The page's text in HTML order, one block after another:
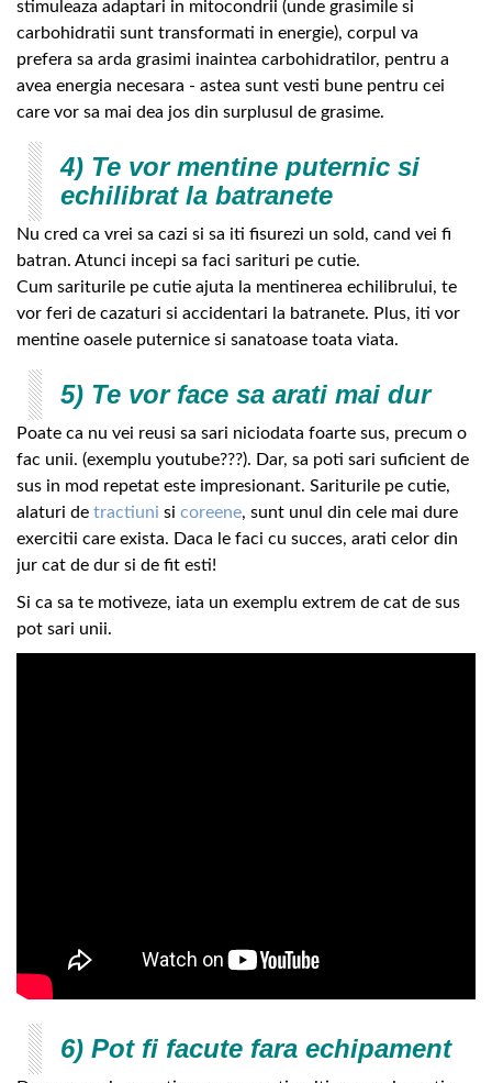
stimuleaza adaptari in mitocondrii (unde grasimile si
carbohidratii sunt transformati in energie), corpul va
prefera sa arda grasimi inaintea carbohidratilor, pentru a
avea energia necesara - astea sunt vesti bune pentru cei
care vor sa mai dea jos din surplusul de grasime.
4) Te vor mentine puternic si
echilibrat la batranete
Nu cred ca vrei sa cazi si sa iti fisurezi un sold, cand vei fi
batran. Atunci incepi sa faci sarituri pe cutie.
Cum sariturile pe cutie ajuta la mentinerea echilibrului, te
vor feri de cazaturi si accidentari la batranete. Plus, iti vor
mentine oasele puternice si sanatoase toata viata.
5) Te vor face sa arati mai dur
Poate ca nu vei reusi sa sari niciodata foarte sus, precum o
fac unii. (exemplu youtube???). Dar, sa poti sari suficient de
sus in mod repetat este impresionant. Sariturile pe cutie,
alaturi de tractiuni si coreene, sunt unul din cele mai dure
exercitii care exista. Daca le faci cu succes, arati celor din
jur cat de dur si de fit esti!
Si ca sa te motiveze, iata un exemplu extrem de cat de sus
pot sari unii.
6) Pot fi facute fara echipament